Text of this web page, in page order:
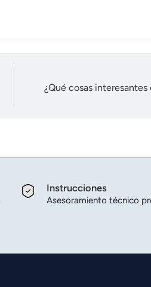
¿Qué cosas
Instrucciones
Asesoramiento técnico